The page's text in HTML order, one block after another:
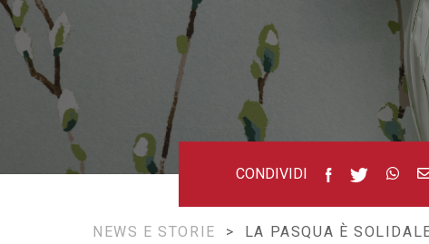
CONDIVIDI
NEWS E STORIE > LA PASQUA È